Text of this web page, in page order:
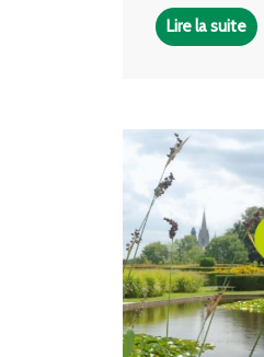
Lire la suite